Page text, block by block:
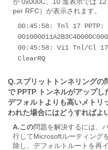
per RFC）が表示されます。
00:45:58: Tnl 17 PPTP:
00:45:58: Vi1 Tnl/Cl
ClearRQ
Q.スプリットトンネリングの
で PPTP トンネルがアップ
デフォルトよりも高いメトリ
われた場合にはどうすればよ
A.この問題を解決するには、
行してMicrosoftルーティング
除し、デフォルトルートを再